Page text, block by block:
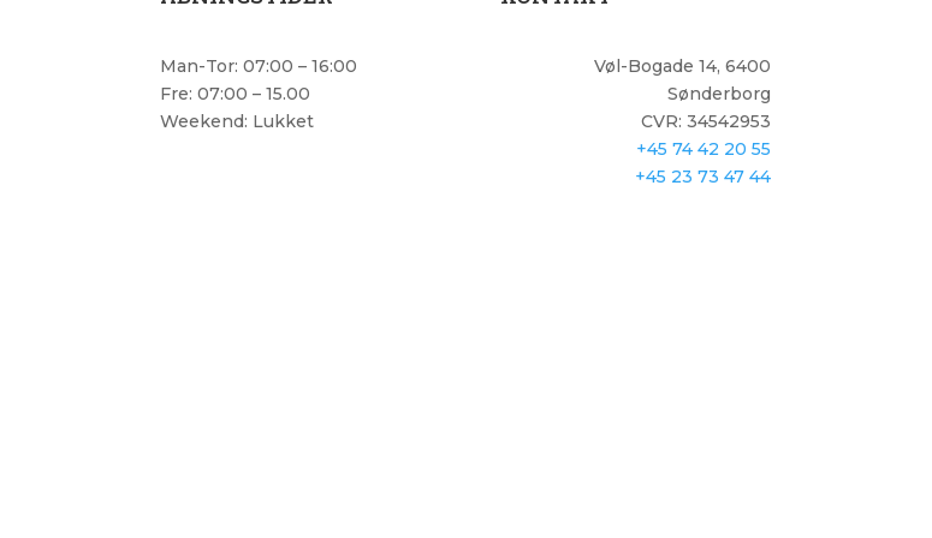
Man-Tor: 07:00 – 16:00
Fre: 07:00 – 15.00
Weekend: Lukket
Vøl-Bogade 14, 6400
Sønderborg
CVR: 34542953
+45 74 42 20 55
+45 23 73 47 44